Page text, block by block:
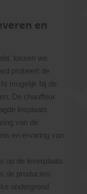
en
lossen we
probeert de
mogelijk bij de
De chauffeur
losplaats
van de
en ervaring van
op de leverplaats
de producten.
ondergrond